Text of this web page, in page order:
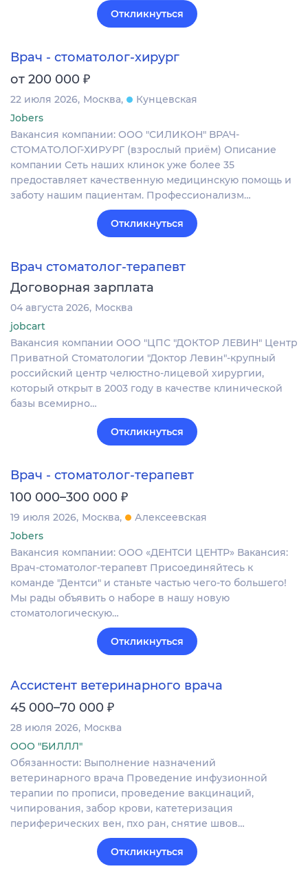
Откликнуться
Врач - стоматолог-хирург
от 200 000 ₽
22 июля 2026 Москва
Кунцевская
Jobers
Вакансия компании: ООО "СИЛИКОН" ВРАЧ-
СТОМАТОЛОГ-ХИРУРГ (взрослый приём) Описание
компании Сеть наших клинок уже более 35
предоставляет качественную медицинскую помощь и
заботу нашим пациентам. Профессионализм…
Откликнуться
Врач стоматолог-терапевт
Договорная зарплата
04 августа 2026 Москва
jobcart
Вакансия компании ООО "ЦПС "ДОКТОР ЛЕВИН" Центр
Приватной Стоматологии "Доктор Левин"-крупный
российский центр челюстно-лицевой хирургии,
который открыт в 2003 году в качестве клинической
базы всемирно…
Откликнуться
Врач - стоматолог-терапевт
100 000–300 000 ₽
19 июля 2026 Москва
Алексеевская
Jobers
Вакансия компании: ООО «ДЕНТСИ ЦЕНТР» Вакансия:
Врач-стоматолог-терапевт Присоединяйтесь к
команде "Дентси" и станьте частью чего-то большего!
Мы рады объявить о наборе в нашу новую
стоматологическую…
Откликнуться
Ассистент ветеринарного врача
45 000–70 000 ₽
28 июля 2026 Москва
ООО "БИЛЛЛ"
Обязанности: Выполнение назначений
ветеринарного врача Проведение инфузионной
терапии по прописи, проведение вакцинаций,
чипирования, забор крови, катетеризация
периферических вен, пхо ран, снятие швов…
Откликнуться